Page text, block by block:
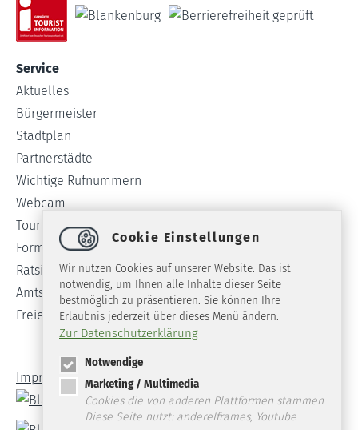
Service
Aktuelles
Bürgermeister
Stadtplan
Partnerstädte
Wichtige Rufnummern
Webcam
Tourist-Info
Formulare
Ratsinformationssystem
Amtsblatt
Freie Stellen
Impressum Datenschutz Barrierefreiheit
Cookie Einstellungen
Wir nutzen Cookies auf unserer Website. Das ist
notwendig, um Ihnen alle Inhalte dieser Seite
bestmöglich zu präsentieren. Sie können Ihre
Erlaubnis jederzeit über dieses Menü ändern.
Zur Datenschutzerklärung
Notwendige
Marketing / Multimedia
Cookies die von anderen Plattformen stammen
Diese Seite nutzt: andereIframes, Youtube